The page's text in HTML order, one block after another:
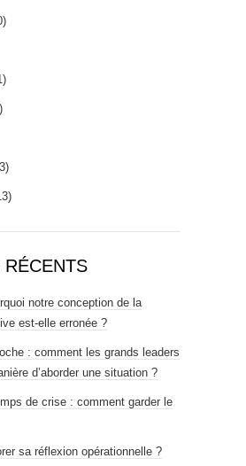
notre conception de la
est-elle erronée ?
: comment les grands leaders
d’aborder une situation ?
de crise : comment garder le
sa réflexion opérationnelle ?